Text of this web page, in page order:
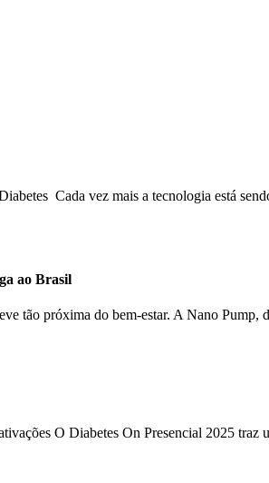
Cada vez mais a tecnologia está
ao Brasil
tão próxima do bem-estar. A Nano
O Diabetes On Presencial 2025